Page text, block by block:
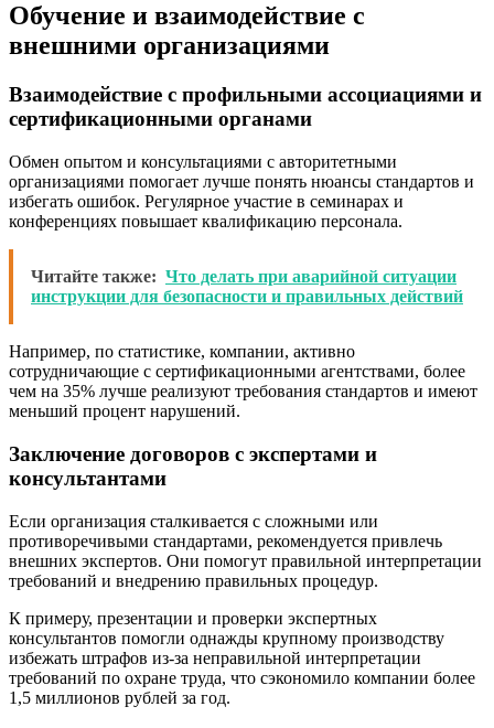
Обучение и взаимодействие с
внешними организациями
Взаимодействие с профильными ассоциациями и
сертификационными органами
Обмен опытом и консультациями с авторитетными
организациями помогает лучше понять нюансы стандартов и
избегать ошибок. Регулярное участие в семинарах и
конференциях повышает квалификацию персонала.
Читайте также: Что делать при аварийной ситуации
инструкции для безопасности и правильных действий
Например, по статистике, компании, активно
сотрудничающие с сертификационными агентствами, более
чем на 35% лучше реализуют требования стандартов и имеют
меньший процент нарушений.
Заключение договоров с экспертами и
консультантами
Если организация сталкивается с сложными или
противоречивыми стандартами, рекомендуется привлечь
внешних экспертов. Они помогут правильной интерпретации
требований и внедрению правильных процедур.
К примеру, презентации и проверки экспертных
консультантов помогли однажды крупному производству
избежать штрафов из-за неправильной интерпретации
требований по охране труда, что сэкономило компании более
1,5 миллионов рублей за год.